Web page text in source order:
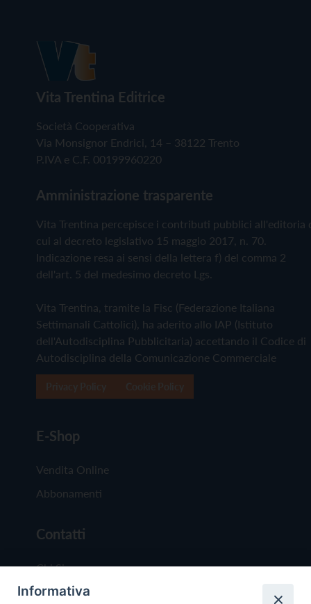
Vita Trentina Editrice
Società Cooperativa
Via Monsignor Endrici, 14 – 38122 Trento
P.IVA e C.F. 00199960220
Amministrazione trasparente
Vita Trentina percepisce i contributi pubblici all'editoria
cui al decreto legislativo 15 maggio 2017, n. 70.
Indicazione resa ai sensi della lettera f) del comma 2
dell'art. 5 del medesimo decreto Lgs.
Vita Trentina, tramite la Fisc (Federazione Italiana
Settimanali Cattolici), ha aderito allo IAP (Istituto
dell'Autodisciplina Pubblicitaria) accettando il Codice di
Autodisciplina della Comunicazione Commerciale
E-Shop
Vendita Online
Abbonamenti
Contatti
Chi Siamo
Redazione
Informativa